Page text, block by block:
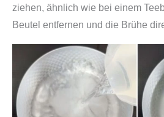
ziehen, ähnlich wie bei einem
Beutel entfernen und die Brühe